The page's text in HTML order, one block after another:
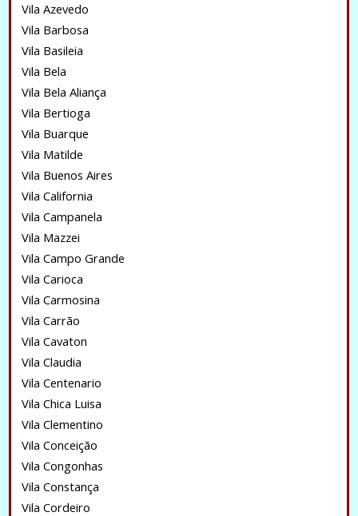
Vila Azevedo
Vila Barbosa
Vila Basileia
Vila Bela
Vila Bela Aliança
Vila Bertioga
Vila Buarque
Vila Matilde
Vila Buenos Aires
Vila California
Vila Campanela
Vila Mazzei
Vila Campo Grande
Vila Carioca
Vila Carmosina
Vila Carrão
Vila Cavaton
Vila Claudia
Vila Centenario
Vila Chica Luisa
Vila Clementino
Vila Conceição
Vila Congonhas
Vila Constança
Vila Cordeiro